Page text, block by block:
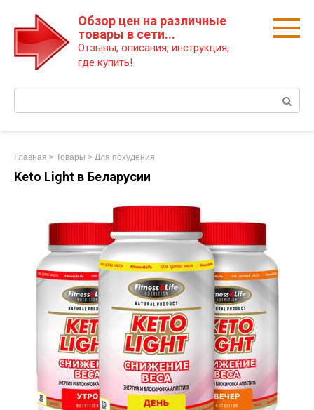
Обзор цен на различные
товары в сети...
Отзывы, описания, инструкция,
где купить!
Главная > Товары > Для похудения
Keto Light в Беларусии